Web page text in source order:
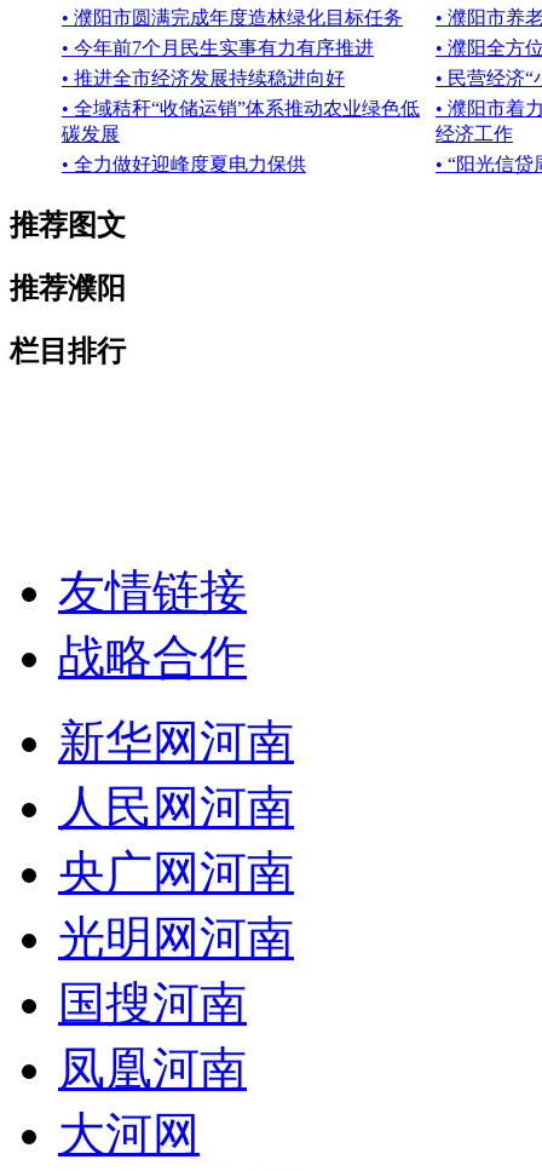
• 濮阳市圆满完成年度造林绿化目标任务
• 濮阳市养
• 今年前7个月民生实事有力有序推进
• 濮阳全方
• 推进全市经济发展持续稳进向好
• 民营经济“
• 全域秸秆“收储运销”体系推动农业绿色低
碳发展
• 濮阳市着
经济工作
• 全力做好迎峰度夏电力保供
• “阳光信
推荐图文
推荐濮阳
栏目排行
友情链接
战略合作
新华网河南
人民网河南
央广网河南
光明网河南
国搜河南
凤凰河南
大河网